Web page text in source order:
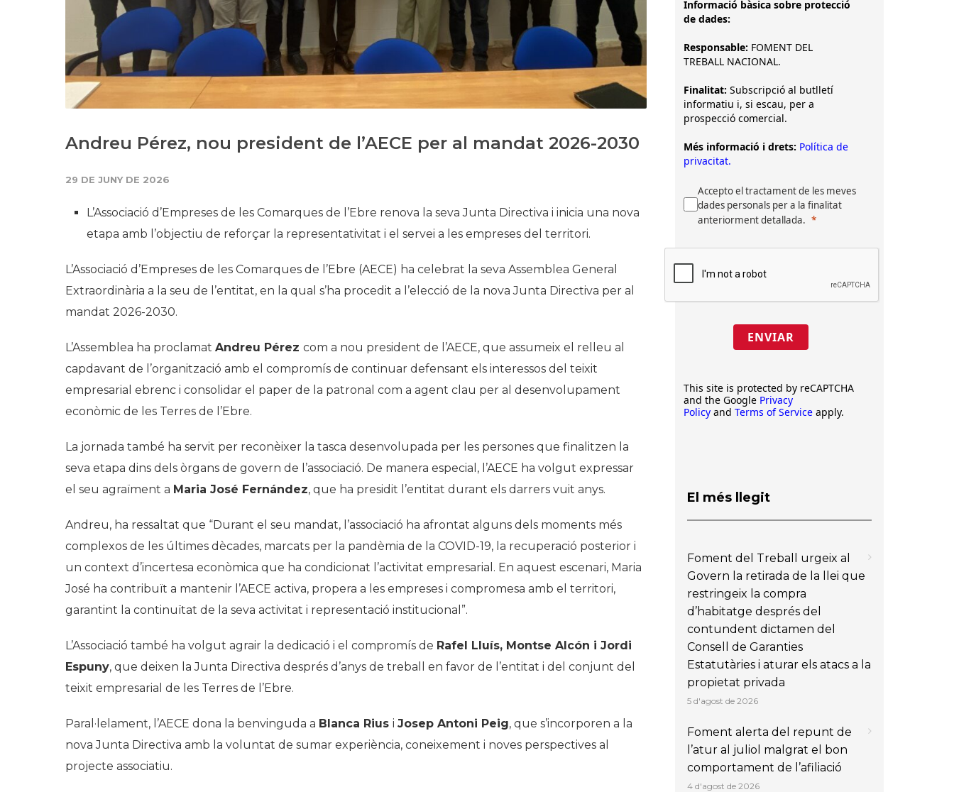
Història
Galeria de Presidents
Biblioteca Arxiu
Andreu Pérez, nou president de l’AECE per al mandat 2026-2030
29 DE JUNY DE 2026
L’Associació d’Empreses de les Comarques de l’Ebre renova la seva Junta Directiva i inicia una nova
etapa amb l’objectiu de reforçar la representativitat i el servei a les empreses del territori.
L’Associació d’Empreses de les Comarques de l’Ebre (AECE) ha celebrat la seva Assemblea General
Extraordinària a la seu de l’entitat, en la qual s’ha procedit a l’elecció de la nova Junta Directiva per al
mandat 2026-2030.
L’Assemblea ha proclamat Andreu Pérez com a nou president de l’AECE, que assumeix el relleu al
capdavant de l’organització amb el compromís de continuar defensant els interessos del teixit
empresarial ebrenc i consolidar el paper de la patronal com a agent clau per al desenvolupament
econòmic de les Terres de l’Ebre.
La jornada també ha servit per reconèixer la tasca desenvolupada per les persones que finalitzen la
seva etapa dins dels òrgans de govern de l’associació. De manera especial, l’AECE ha volgut expressar
el seu agraïment a Maria José Fernández, que ha presidit l’entitat durant els darrers vuit anys.
Andreu, ha ressaltat que “Durant el seu mandat, l’associació ha afrontat alguns dels moments més
complexos de les últimes dècades, marcats per la pandèmia de la COVID-19, la recuperació posterior i
un context d’incertesa econòmica que ha condicionat l’activitat empresarial. En aquest escenari, Maria
José ha contribuït a mantenir l’AECE activa, propera a les empreses i compromesa amb el territori,
garantint la continuïtat de la seva activitat i representació institucional”.
L’Associació també ha volgut agrair la dedicació i el compromís de Rafel Lluís, Montse Alcón i Jordi
Espuny, que deixen la Junta Directiva després d’anys de treball en favor de l’entitat i del conjunt del
teixit empresarial de les Terres de l’Ebre.
Paral·lelament, l’AECE dona la benvinguda a Blanca Rius i Josep Antoni Peig, que s’incorporen a la
nova Junta Directiva amb la voluntat de sumar experiència, coneixement i noves perspectives al
projecte associatiu.
Informació bàsica sobre protecció
de dades:
Responsable: FOMENT DEL
TREBALL NACIONAL.
Finalitat: Subscripció al butlletí
informatiu i, si escau, per a
prospecció comercial.
Més informació i drets: Política de
privacitat.
Accepto el tractament de les meves
dades personals per a la finalitat
anteriorment detallada.
ENVIAR
This site is protected by reCAPTCHA
and the Google Privacy
Policy and Terms of Service apply.
El més llegit
Foment del Treball urgeix al
Govern la retirada de la llei que
restringeix la compra
d’habitatge després del
contundent dictamen del
Consell de Garanties
Estatutàries i aturar els atacs a la
propietat privada
5 d'agost de 2026
Foment alerta del repunt de
l’atur al juliol malgrat el bon
comportament de l’afiliació
4 d'agost de 2026